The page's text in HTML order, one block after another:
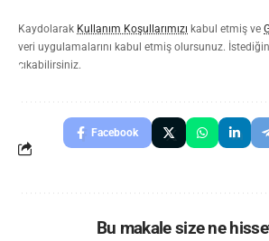
Kaydolarak Kullanım Koşullarımızı kabul etmiş ve
veri uygulamalarını kabul etmiş olursunuz.
çıkabilirsiniz.
Facebook
Bu makale size ne